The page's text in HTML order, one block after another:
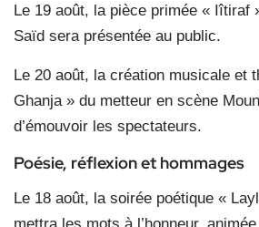
Le 19 août, la pièce primée « Iîtiraf
Saïd sera présentée au public.
Le 20 août, la création musicale et
Ghanja » du metteur en scène
d’émouvoir les spectateurs.
Poésie, réflexion et hommages
Le 18 août, la soirée poétique «
mettra les mots à l’honneur,